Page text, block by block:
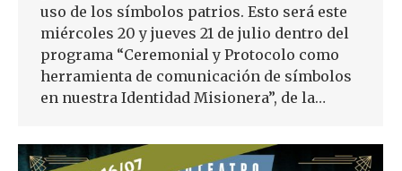
uso de los símbolos patrios. Esto será este
miércoles 20 y jueves 21 de julio dentro del
programa “Ceremonial y Protocolo como
herramienta de comunicación de símbolos
en nuestra Identidad Misionera”, de la…